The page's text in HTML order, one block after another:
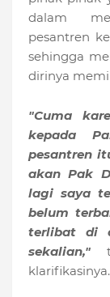
dalam
pesantren
sehingga
dirinya
"Cuma
kepada
pesantren
akan Pak
lagi saya
belum
terlibat di
sekalian,"
klarifikasinya.